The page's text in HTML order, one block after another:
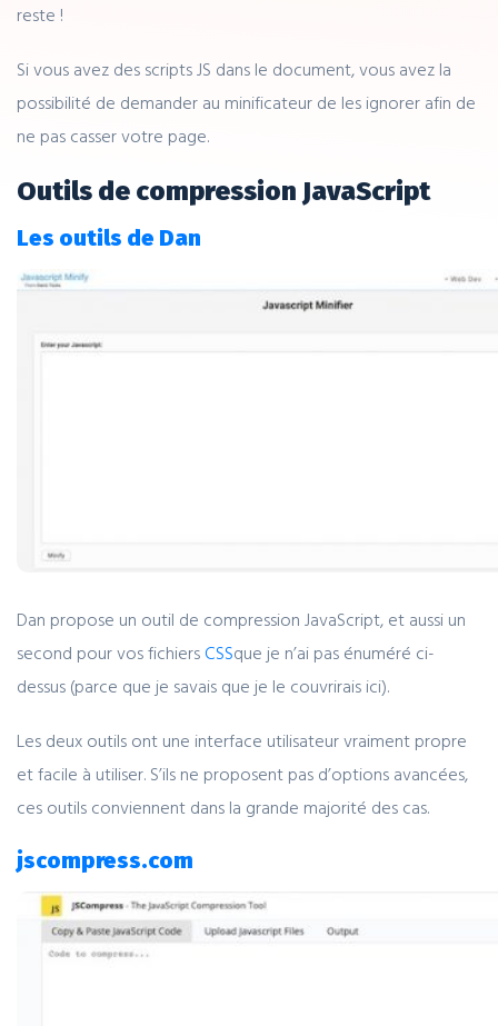
reste !
Si vous avez des scripts JS dans le document, vous avez la
possibilité de demander au minificateur de les ignorer afin de
ne pas casser votre page.
Outils de compression JavaScript
Les outils de Dan
Dan propose un outil de compression JavaScript, et aussi un
second pour vos fichiers CSSque je n’ai pas énuméré ci-
dessus (parce que je savais que je le couvrirais ici).
Les deux outils ont une interface utilisateur vraiment propre
et facile à utiliser. S’ils ne proposent pas d’options avancées,
ces outils conviennent dans la grande majorité des cas.
jscompress.com